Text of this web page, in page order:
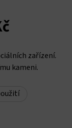
cen:
158,56 Kč
až
zařízení.
kameni.